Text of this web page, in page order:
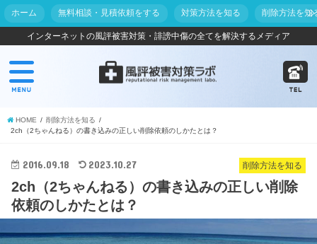
ホーム 無料相談・見積依頼をする 対策方法を知る 削除方法を知
インターネットの風評被害対策・誹謗中傷の全てを解決するメディア
HOME
削除方法を知る
2ch（2ちゃんねる）の書き込みの正しい削除依頼のしかたとは？
削除方法を知る
2016.09.18 2023.10.27
2ch（2ちゃんねる）の書き込みの正しい削除
依頼のしかたとは？